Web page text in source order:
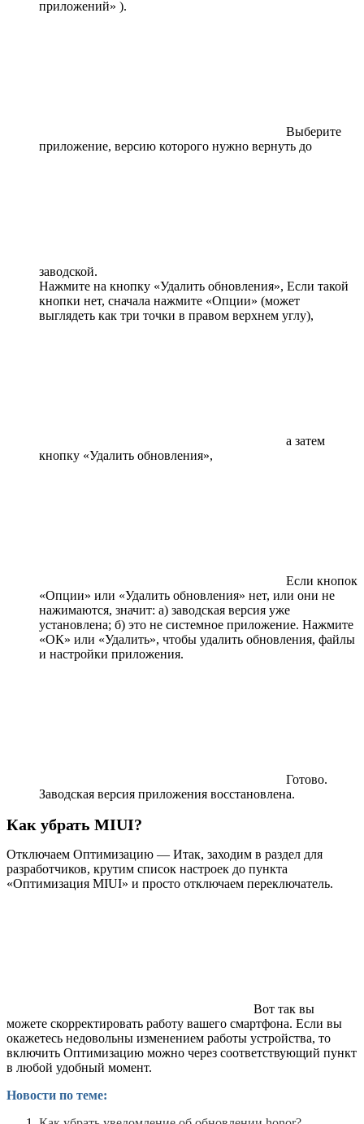
приложений» ).
Выберите
приложение, версию которого нужно вернуть до
заводской.
Нажмите на кнопку «Удалить обновления», Если такой
кнопки нет, сначала нажмите «Опции» (может
выглядеть как три точки в правом верхнем углу),
а затем
кнопку «Удалить обновления»,
Если кнопок
«Опции» или «Удалить обновления» нет, или они не
нажимаются, значит: а) заводская версия уже
установлена; б) это не системное приложение. Нажмите
«ОК» или «Удалить», чтобы удалить обновления, файлы
и настройки приложения.
Готово.
Заводская версия приложения восстановлена.
Как убрать MIUI?
Отключаем Оптимизацию — Итак, заходим в раздел для
разработчиков, крутим список настроек до пункта
«Оптимизация MIUI» и просто отключаем переключатель.
Вот так вы
можете скорректировать работу вашего смартфона. Если вы
окажетесь недовольны изменением работы устройства, то
включить Оптимизацию можно через соответствующий пункт
в любой удобный момент.
Новости по теме: